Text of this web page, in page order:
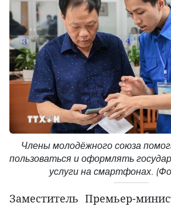
Члены молодёжного союза
пользоваться и оформлять
услуги на смартфонах.
Заместитель Премьер-